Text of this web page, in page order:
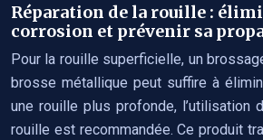
Réparation de la rouille :
corrosion et prévenir sa
Pour la rouille superficielle, un
brosse métallique peut suffire à
une rouille plus profonde, l’utilisation
rouille est recommandée. Ce produit